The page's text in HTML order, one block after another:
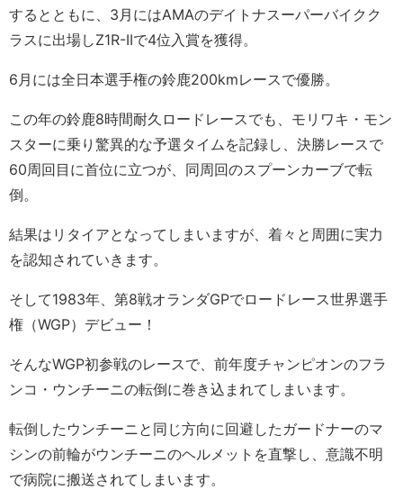
するとともに、3月にはAMAのデイトナスーパーバイクク
ラスに出場しZ1R-IIで4位入賞を獲得。
6月には全日本選手権の鈴鹿200kmレースで優勝。
この年の鈴鹿8時間耐久ロードレースでも、モリワキ・モン
スターに乗り驚異的な予選タイムを記録し、決勝レースで
60周回目に首位に立つが、同周回のスプーンカーブで転
倒。
結果はリタイアとなってしまいますが、着々と周囲に実力
を認知されていきます。
そして1983年、第8戦オランダGPでロードレース世界選手
権（WGP）デビュー！
そんなWGP初参戦のレースで、前年度チャンピオンのフラ
ンコ・ウンチーニの転倒に巻き込まれてしまいます。
転倒したウンチーニと同じ方向に回避したガードナーのマ
シンの前輪がウンチーニのヘルメットを直撃し、意識不明
で病院に搬送されてしまいます。